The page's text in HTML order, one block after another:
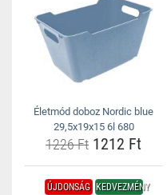
Életmód doboz Nordic blue
29,5x19x15 6l 680
1226 Ft 1212 Ft
ÚJDONSÁG KEDVEZMÉNY